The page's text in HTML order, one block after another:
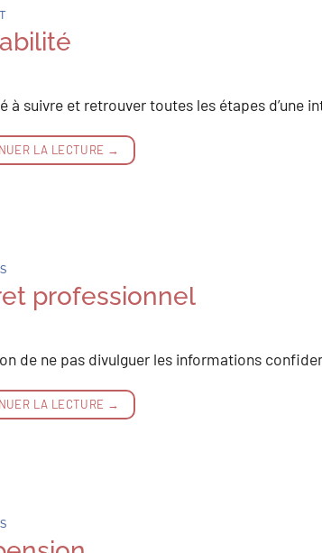
T
à suivre et retrouver toutes les étapes d’une
LA LECTURE →
S
professionnel
de ne pas divulguer les informations
LA LECTURE →
S